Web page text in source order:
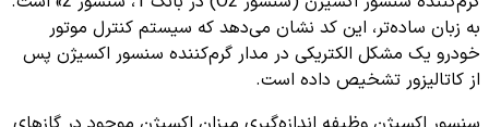
به زبان ساده‌تر، این کد نشان می‌دهد که سیستم کنترل موتور
خودرو یک مشکل الکتریکی در مدار گرم‌کننده سنسور اکسیژن پس
از کاتالیزور تشخیص داده است.